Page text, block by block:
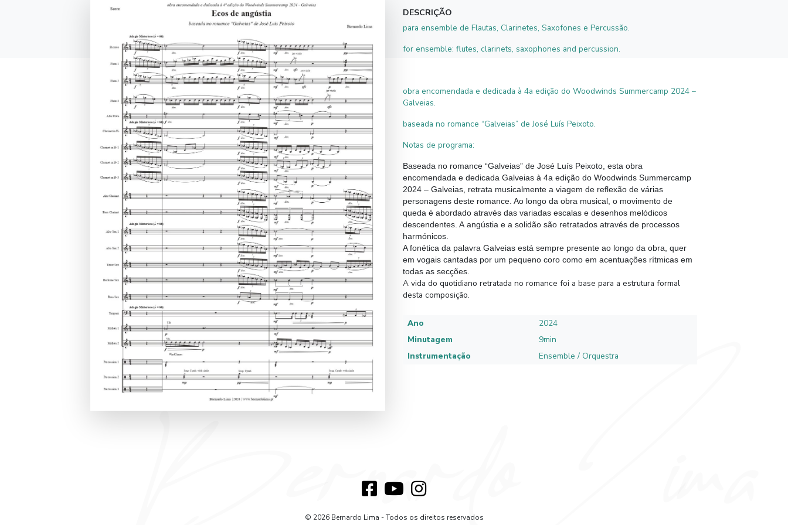
DESCRIÇÃO
para ensemble de Flautas, Clarinetes, Saxofones e Percussão.
for ensemble: flutes, clarinets, saxophones and percussion.
obra encomendada e dedicada à 4a edição do Woodwinds Summercamp 2024 –
Galveias.
baseada no romance “Galveias” de José Luís Peixoto.
Notas de programa:
Baseada no romance “Galveias” de José Luís Peixoto, esta obra
encomendada e dedicada Galveias à 4a edição do Woodwinds Summercamp
2024 – Galveias, retrata musicalmente a viagem de reflexão de várias
personagens deste romance. Ao longo da obra musical, o movimento de
queda é abordado através das variadas escalas e desenhos melódicos
descendentes. A angústia e a solidão são retratados através de processos
harmónicos.
A fonética da palavra Galveias está sempre presente ao longo da obra, quer
em vogais cantadas por um pequeno coro como em acentuações rítmicas em
todas as secções.
A vida do quotidiano retratada no romance foi a base para a estrutura formal
desta composição.
Ano
2024
Minutagem
9min
Instrumentação
Ensemble / Orquestra
© 2026 Bernardo Lima - Todos os direitos reservados